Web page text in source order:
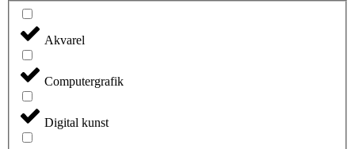
Akvarel
Computergrafik
Digital kunst